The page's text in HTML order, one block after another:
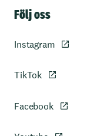
Följ oss
Instagram
TikTok
Facebook